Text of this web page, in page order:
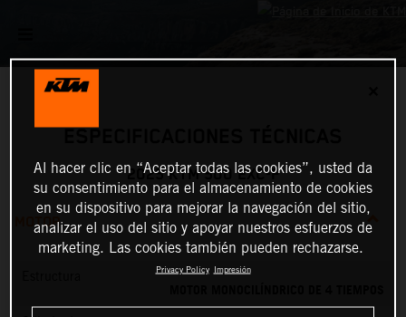
2025 KTM 500 EXC-F
MOTOR
Al hacer clic en “Aceptar todas las cookies”, usted da
su consentimiento para el almacenamiento de cookies
en su dispositivo para mejorar la navegación del sitio,
analizar el uso del sitio y apoyar nuestros esfuerzos de
marketing. Las cookies también pueden rechazarse.
Privacy Policy Impresión